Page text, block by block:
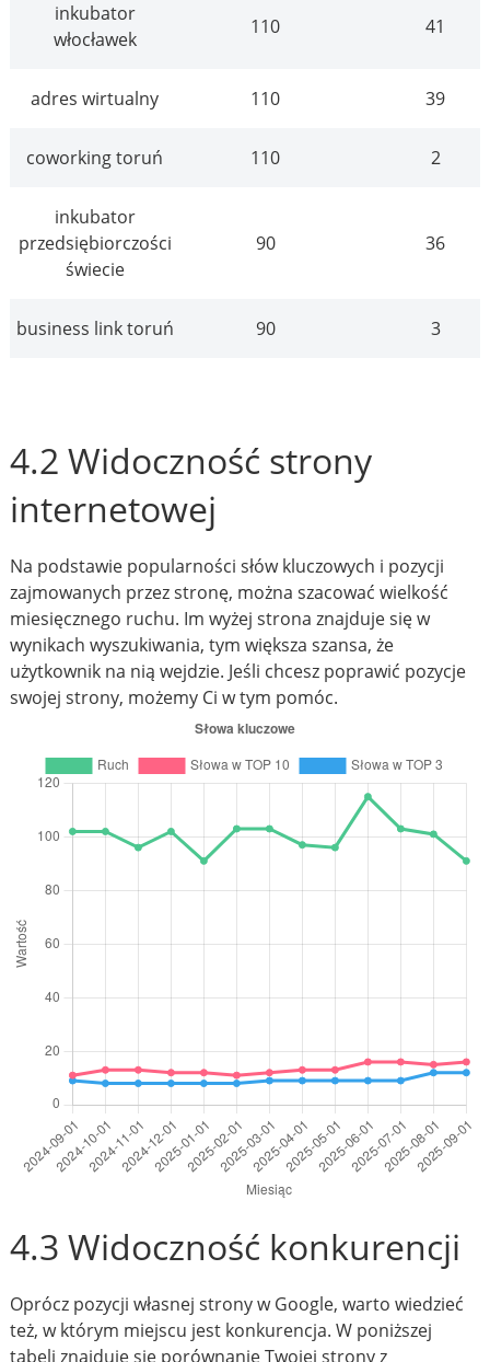
inkubator
włocławek
110 41
adres wirtualny 110 39
coworking toruń 110 2
inkubator
przedsiębiorczości
świecie
90 36
business link toruń 90 3
4.2 Widoczność strony
internetowej
Na podstawie popularności słów kluczowych i pozycji
zajmowanych przez stronę, można szacować wielkość
miesięcznego ruchu. Im wyżej strona znajduje się w
wynikach wyszukiwania, tym większa szansa, że
użytkownik na nią wejdzie. Jeśli chcesz poprawić pozycje
swojej strony, możemy Ci w tym pomóc.
4.3 Widoczność konkurencji
Oprócz pozycji własnej strony w Google, warto wiedzieć
też, w którym miejscu jest konkurencja. W poniższej
tabeli znajduje się porównanie Twojej strony z